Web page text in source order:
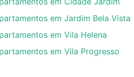
em Jardim Bela Vista
em Vila Helena
em Vila Progresso